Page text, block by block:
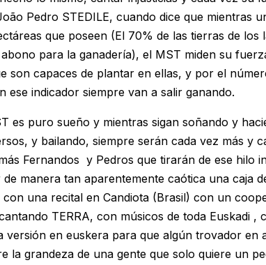
Pedro STEDILE, cuando dice que mientras
que poseen (El 70% de las tierras de los
para la ganadería), el MST miden su
son capaces de plantar en ellas, y por el
ese indicador siempre van a salir ganando.
es puro sueño y mientras sigan soñando y
y bailando, siempre serán cada vez más y
Fernandos y Pedros que tirarán de ese hilo
manera tan aparentemente caótica una caja
una recital en Candiota (Brasil) con un
TERRA, con músicos de toda Euskadi ,
versión en euskera para que algún trovador en
la grandeza de una gente que solo quiere un